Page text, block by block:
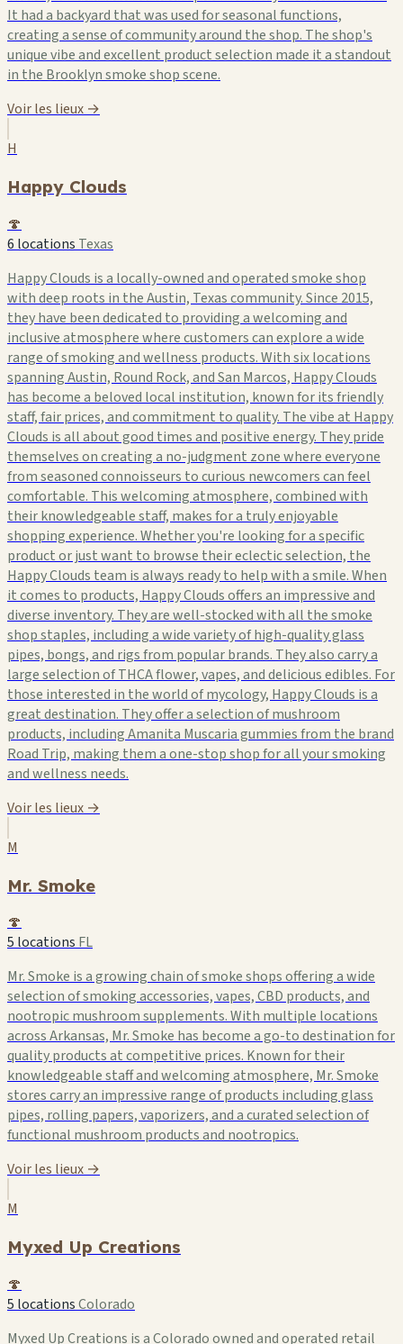
It had a backyard that was used for seasonal functions,
creating a sense of community around the shop. The shop's
unique vibe and excellent product selection made it a standout
in the Brooklyn smoke shop scene.
Voir les lieux →
H
Happy Clouds
🍄
6 locations Texas
Happy Clouds is a locally-owned and operated smoke shop
with deep roots in the Austin, Texas community. Since 2015,
they have been dedicated to providing a welcoming and
inclusive atmosphere where customers can explore a wide
range of smoking and wellness products. With six locations
spanning Austin, Round Rock, and San Marcos, Happy Clouds
has become a beloved local institution, known for its friendly
staff, fair prices, and commitment to quality. The vibe at Happy
Clouds is all about good times and positive energy. They pride
themselves on creating a no-judgment zone where everyone
from seasoned connoisseurs to curious newcomers can feel
comfortable. This welcoming atmosphere, combined with
their knowledgeable staff, makes for a truly enjoyable
shopping experience. Whether you're looking for a specific
product or just want to browse their eclectic selection, the
Happy Clouds team is always ready to help with a smile. When
it comes to products, Happy Clouds offers an impressive and
diverse inventory. They are well-stocked with all the smoke
shop staples, including a wide variety of high-quality glass
pipes, bongs, and rigs from popular brands. They also carry a
large selection of THCA flower, vapes, and delicious edibles. For
those interested in the world of mycology, Happy Clouds is a
great destination. They offer a selection of mushroom
products, including Amanita Muscaria gummies from the brand
Road Trip, making them a one-stop shop for all your smoking
and wellness needs.
Voir les lieux →
M
Mr. Smoke
🍄
5 locations FL
Mr. Smoke is a growing chain of smoke shops offering a wide
selection of smoking accessories, vapes, CBD products, and
nootropic mushroom supplements. With multiple locations
across Arkansas, Mr. Smoke has become a go-to destination for
quality products at competitive prices. Known for their
knowledgeable staff and welcoming atmosphere, Mr. Smoke
stores carry an impressive range of products including glass
pipes, rolling papers, vaporizers, and a curated selection of
functional mushroom products and nootropics.
Voir les lieux →
M
Myxed Up Creations
🍄
5 locationsColorado
Myxed Up Creations is a Colorado owned and operated retail